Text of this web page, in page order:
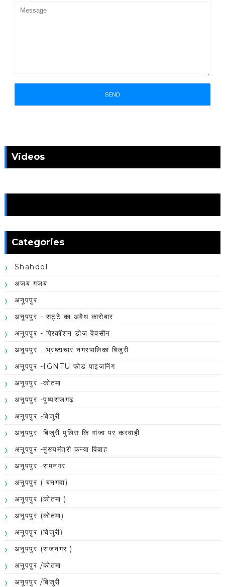
Videos
Categories
Shahdol
अजब गजब
अनूपपुर
अनूपपुर - सट्टे का अवैध कारोबार
अनूपपुर - प्रिकॉशन डोज वैक्सीन
अनूपपुर - भ्रष्टाचार नगरपालिका बिजुरी
अनूपपुर -IGNTU फोड पाइजनिंग
अनूपपुर -कोतमा
अनूपपुर -पुष्पराजगढ़
अनूपपुर -बिजुरी
अनूपपुर -बिजुरी पुलिस कि गांजा पर करवाही
अनूपपुर -मुख्यमंत्री कन्या विवाह
अनूपपुर -रामनगर
अनूपपुर ( बनगवा)
अनूपपुर (कोतमा )
अनूपपुर (कोतमा)
अनूपपुर (बिजुरी)
अनूपपुर (राजनगर )
अनूपपुर /कोतमा
अनूपपुर /बिजुरी